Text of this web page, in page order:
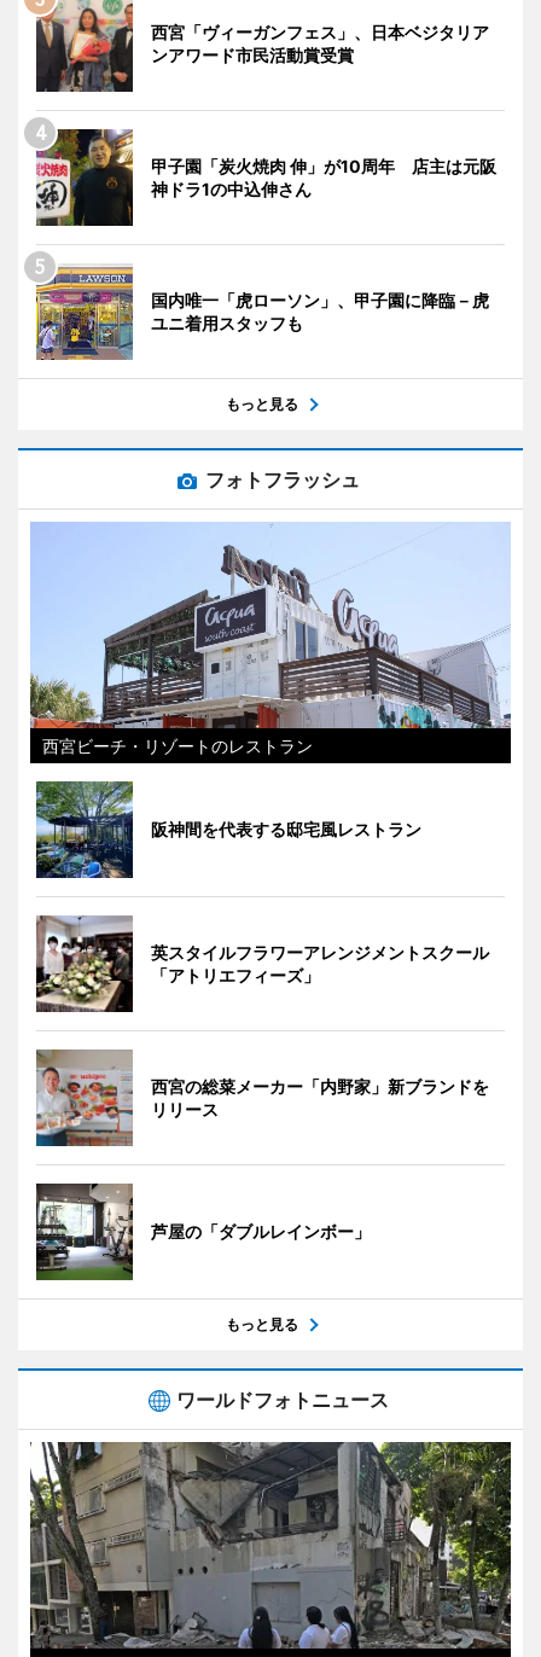
西宮「ヴィーガンフェス」、日本ベジタリア
ンアワード市民活動賞受賞
甲子園「炭火焼肉 伸」が10周年 店主は元阪
神ドラ1の中込伸さん
国内唯一「虎ローソン」、甲子園に降臨－虎
ユニ着用スタッフも
もっと見る
フォトフラッシュ
西宮ビーチ・リゾートのレストラン
阪神間を代表する邸宅風レストラン
英スタイルフラワーアレンジメントスクール
「アトリエフィーズ」
西宮の総菜メーカー「内野家」新ブランドを
リリース
芦屋の「ダブルレインボー」
もっと見る
ワールドフォトニュース